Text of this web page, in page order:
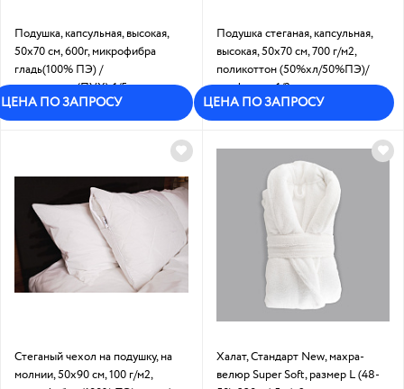
Подушка, капсульная, высокая,
50х70 см, 600г, микрофибра
гладь(100% ПЭ) /
синт.наполн(ПУХ):1/5
ЦЕНА ПО ЗАПРОСУ
Подушка стеганая, капсульная,
высокая, 50х70 см, 700 г/м2,
поликоттон (50%хл/50%ПЭ)/
холфитекс:1/3
ЦЕНА ПО ЗАПРОСУ
Стеганый чехол на подушку, на
молнии, 50х90 см, 100 г/м2,
Халат, Стандарт New, махра-
велюр Super Soft, размер L (48-